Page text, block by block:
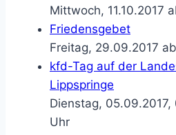
Mittwoch, 11.10.2017
Friedensgebet
Freitag, 29.09.2017
kfd-Tag auf der
Lippspringe
Dienstag,
Uhr